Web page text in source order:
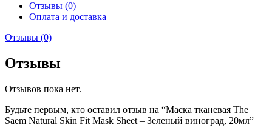
Отзывы (0)
Оплата и доставка
Отзывы (0)
Отзывы
Отзывов пока нет.
Будьте первым, кто оставил отзыв на “Маска тканевая The
Saem Natural Skin Fit Mask Sheet – Зеленый виноград, 20мл”